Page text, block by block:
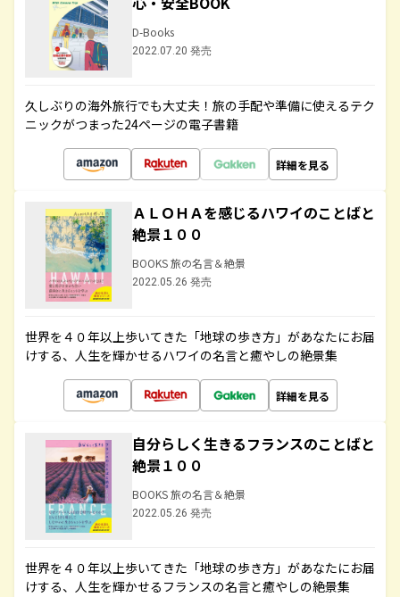
D-Books
2022.07.20 発売
久しぶりの海外旅行でも大丈夫！旅の手配や準備に使えるテク
ニックがつまった24ページの電子書籍
詳細を見る
ＡＬＯＨＡを感じるハワイのことばと
絶景１００
BOOKS 旅の名言＆絶景
2022.05.26 発売
世界を４０年以上歩いてきた「地球の歩き方」があなたにお届
けする、人生を輝かせるハワイの名言と癒やしの絶景集
詳細を見る
自分らしく生きるフランスのことばと
絶景１００
BOOKS 旅の名言＆絶景
2022.05.26 発売
世界を４０年以上歩いてきた「地球の歩き方」があなたにお届
けする、人生を輝かせるフランスの名言と癒やしの絶景集